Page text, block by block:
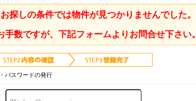
お探しの条件では物件が見つかりませんでした。
手数ですが、下記フォームよりお問合せ下さい。
パスワードの発行